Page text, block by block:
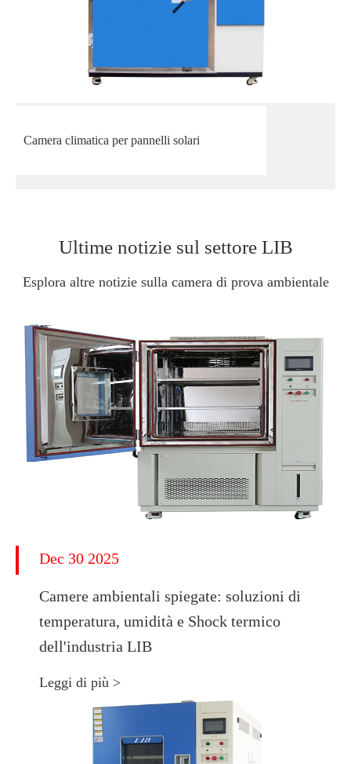
Camera climatica per pannelli solari
Ultime notizie sul settore LIB
Esplora altre notizie sulla camera di prova ambientale
Dec 30 2025
Camere ambientali spiegate: soluzioni di
temperatura, umidità e Shock termico
dell'industria LIB
Leggi di più >